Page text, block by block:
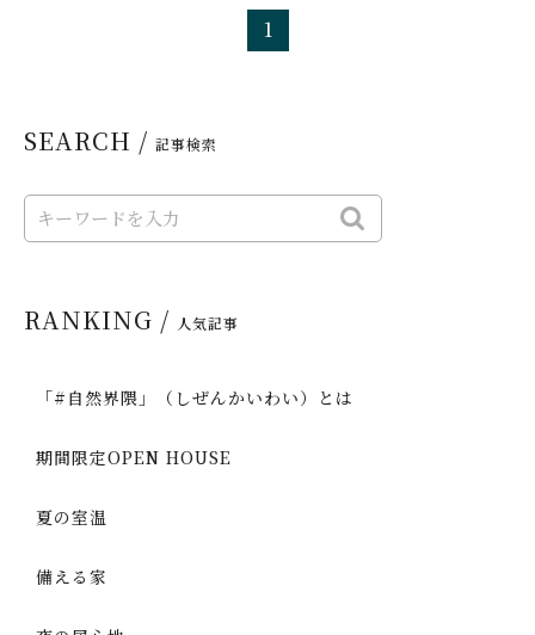
1
SEARCH / 記事検索
RANKING / 人気記事
「#自然界隈」（しぜんかいわい）とは
期間限定OPEN HOUSE
夏の室温
備える家